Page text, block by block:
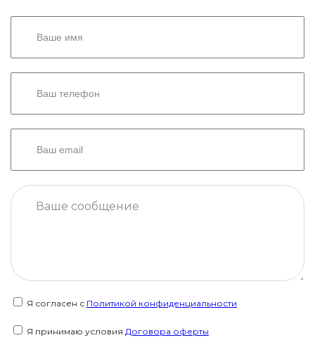
Я согласен с Политикой конфиденциальности
Я принимаю условия Договора оферты